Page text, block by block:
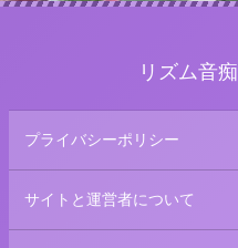
リズム音
プライバシーポリシー
サイトと運営者について